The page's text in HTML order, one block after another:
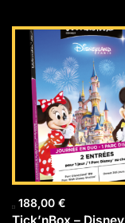
188,00 €